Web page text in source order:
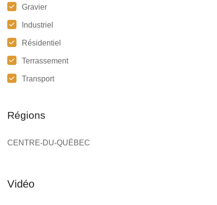
Gravier
Industriel
Résidentiel
Terrassement
Transport
Régions
CENTRE-DU-QUÉBEC